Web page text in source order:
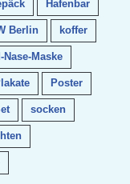
Hafenbar
Berlin koffer
Nase-Maske
Poster
socken